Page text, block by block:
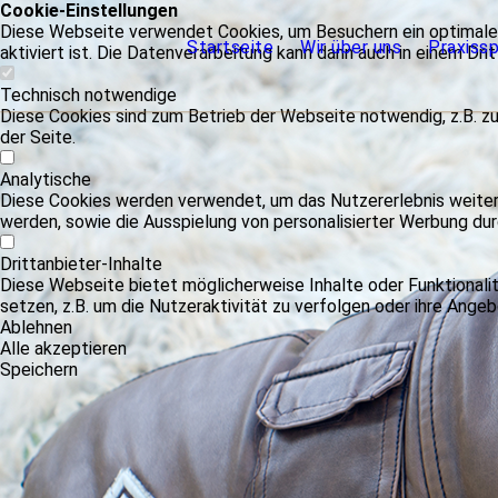
Startseite Wir über uns
Cookie-Einstellungen
Diese Webseite verwendet Cookies, um Besuchern ein
aktiviert ist. Die Datenverarbeitung kann dann auch in einem
Technisch notwendige
Diese Cookies sind zum Betrieb der Webseite notwendig, z.B.
der Seite.
Analytische
Diese Cookies werden verwendet, um das Nutzererlebnis
werden, sowie die Ausspielung von personalisierter Werbung
Drittanbieter-Inhalte
Diese Webseite bietet möglicherweise Inhalte oder
setzen, z.B. um die Nutzeraktivität zu verfolgen oder ihre
Ablehnen
Alle akzeptieren
Speichern